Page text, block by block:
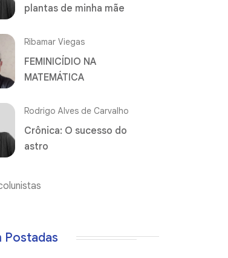
plantas de minha mãe
Ribamar Viegas
FEMINICÍDIO NA
MATEMÁTICA
Rodrigo Alves de Carvalho
Crônica: O sucesso do
astro
Postadas